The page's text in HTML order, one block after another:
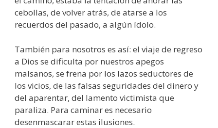
cebollas, de volver atrás, de atarse a los
recuerdos del pasado, a algún ídolo.
También para nosotros es así: el viaje de regreso
a Dios se dificulta por nuestros apegos
malsanos, se frena por los lazos seductores de
los vicios, de las falsas seguridades del dinero y
del aparentar, del lamento victimista que
paraliza. Para caminar es necesario
desenmascarar estas ilusiones.